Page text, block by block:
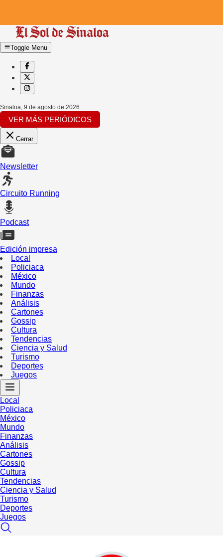
Toggle Menu
Sinaloa, 9 de agosto de 2026
VER MÁS PERIÓDICOS
Cerrar
Newsletter
Circuito Running
Podcast
Edición impresa
Local
Policiaca
México
Mundo
Finanzas
Análisis
Cartones
Gossip
Cultura
Tendencias
Ciencia y Salud
Turismo
Deportes
Juegos
Local
Policiaca
México
Mundo
Finanzas
Análisis
Cartones
Gossip
Cultura
Tendencias
Ciencia y Salud
Turismo
Deportes
Juegos